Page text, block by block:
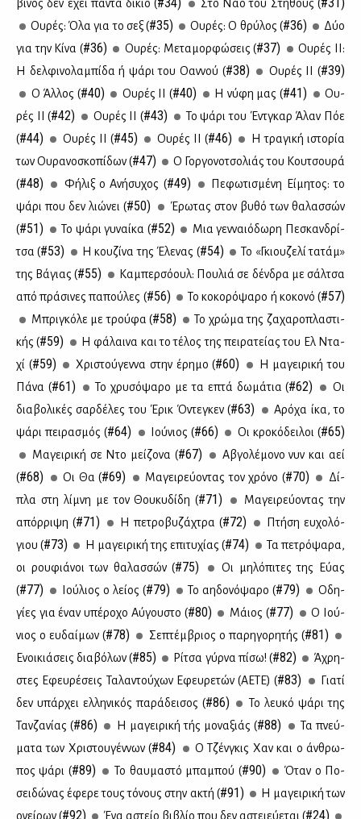
βί­νος δεν έχει πά­ντα δί­κιο (
Στο Ναό του Στή­θους (
Ου­ρές: Όλα για το σεξ (#35) Ου­ρές: Ο θρύ­λος (#36)
Δύο
για την Κί­να (#36) Ου­ρές: Με­τα­μορ­φώ­σεις (#37)
Ου­ρές ΙΙ:
Η δελ­φι­νο­λα­μπί­δα ή ψά­ρι του Οαν­νού (#38) Ου­ρές ΙΙ (#39)
Ο Άλ­λος (#40) Ου­ρές ΙΙ (#40) Η νύ­φη μας (#41)
Ου­
ρές ΙΙ (#42) Ου­ρές ΙΙ (#43)
Το ψά­ρι του Έντ­γκαρ Άλαν Πόε
(#44) Ου­ρές ΙΙ (#45) Ου­ρές ΙΙ (#46)
Η τρα­γι­κή ιστο­ρία
των Ου­ρα­νο­σκο­πί­δων (#47)
Ο Γορ­γο­νο­τσο­λιάς του Κου­τσου­ρά
(#48) Φή­λιξ ο Ανή­συ­χος (#49)
Πε­φω­τι­σμέ­νη Εί­μη­τος: το
ψά­ρι που δεν λιώ­νει (#50)
Έρω­τας στον βυ­θό των θα­λασ­σών
(#51) Το ψά­ρι γυ­ναί­κα (#52)
Μια γεν­ναιό­δω­ρη Πε­σκαν­δρί­
τσα (#53) Η κου­ζί­να της Έλε­νας (#54)
Το «Γκιου­ζε­λί τα­τάμ»
της Βά­γιας (#55)
Κα­μπερ­σό­ουλ: Που­λιά σε δέν­δρα με σάλ­τσα
από πρά­σι­νες πα­πού­λες (#56) Το κο­κο­ρό­ψα­ρο ή κο­κο­νό (#57)
Μπρι­γκό­λε με τρού­φα (#58)
Το χρώ­μα της ζα­χα­ρο­πλα­στι­
κής (#59)
Η φά­λαι­να και το τέ­λος της πει­ρα­τεί­ας του Ελ Ντα­
χί (#59) Χρι­στού­γεν­να στην έρη­μο (#60)
Η μα­γει­ρι­κή του
Πά­να (#61) Το χρυ­σό­ψα­ρο με τα επτά δω­μά­τια (#62)
Οι
δια­βο­λι­κές σαρ­δέ­λες του Έρικ Όντε­γκεν (#63)
Αρό­χα ίκα, το
ψά­ρι πει­ρα­σμός (#64) Ιού­νιος (#66) Οι κρο­κό­δει­λοι (#65)
Μα­γει­ρι­κή σε Ντο μεί­ζο­να (#67)
Αβγο­λέ­μο­νο νυν και αεί
(#68) Οι Θα (#69) Μα­γει­ρεύ­ο­ντας τον χρό­νο (#70)
Δί­
πλα στη λί­μνη με τον Θου­κυ­δί­δη (#71)
Μα­γει­ρεύ­ο­ντας την
απόρ­ρι­ψη (#71) Η πε­τρο­βυ­ζά­χτρα (#72)
Πτή­ση ευ­χο­λό­
γιου (#73) Η μα­γει­ρι­κή της επι­τυ­χί­ας (#74)
Τα πε­τρό­ψα­ρα,
οι ρου­φιά­νοι των θα­λασ­σών (#75)
Οι μη­λό­πι­τες της Εύ­ας
(#77) Ιού­λιος ο λεί­ος (#79) Το αη­δο­νό­ψα­ρο (#79)
Οδη­
γί­ες για έναν υπέ­ρο­χο Αύ­γου­στο (#80) Μάιος (#77)
Ο Ιού­
νιος ο ευ­δαί­μων (#78) Σε­πτέμ­βριος ο πα­ρη­γο­ρη­τής (#81)
Ενοι­κιά­σεις δια­βό­λων (#85) Ρί­τσα γύρ­να πί­σω! (#82)
Άχρη­
στες Εφευ­ρέ­σεις Τα­λα­ντού­χων Εφευ­ρε­τών (ΑΕ­ΤΕ) (#83)
Για­τί
δεν υπάρ­χει ελ­λη­νι­κός πα­ρά­δει­σος (#86)
Το λευ­κό ψά­ρι της
Ταν­ζα­νί­ας (#86) Η μα­γει­ρι­κή τής μο­να­ξιάς (#88)
Τα πνεύ­
μα­τα των Χρι­στου­γέν­νων (#84)
Ο Τζέν­γκις Χαν και ο άν­θρω­
πος ψά­ρι (#89) Το θαυ­μα­στό μπα­μπού (#90)
Όταν ο Πο­
σει­δώ­νας έφε­ρε τους τό­νους στην ακτή (#91)
Η μα­γει­ρι­κή των
ονεί­ρων (#92) Ένα αστείο βι­βλίο που δεν αστειεύ­ε­ται (#24)